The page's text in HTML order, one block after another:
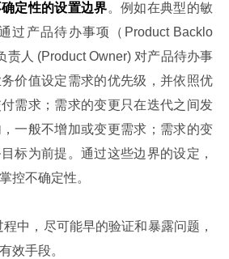
定性的设置边界。例如在典型的敏
过产品待办事项（Product Backlo
责人 (Product Owner) 对产品待办事
价值设定需求的优先级，并依照优
需求；需求的变更只在迭代之间发
一般不增加或变更需求；需求的变
标为前提。通过这些边界的设定，
控不确定性。
中，尽可能早的验证和暴露问题，
效手段。